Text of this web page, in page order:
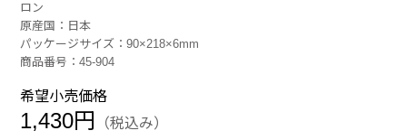
ロン
原産国：日本
パッケージサイズ：90×218×6mm
商品番号：45-904
希望小売価格
1,430円 （税込み）